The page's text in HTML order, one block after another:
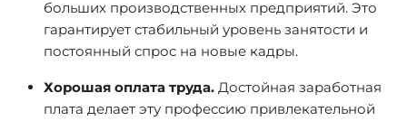
больших производственных предприятий. Это
гарантирует стабильный уровень занятости и
постоянный спрос на новые кадры.
Хорошая оплата труда. Достойная заработная
плата делает эту профессию привлекательной